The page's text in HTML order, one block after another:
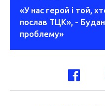
«У нас герой і той,
послав ТЦК», -
проблему»